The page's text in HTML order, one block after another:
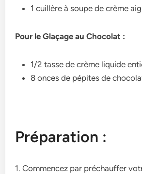
1 cuillère à soupe de crème
Pour le Glaçage au Chocolat :
1/2 tasse de crème liquide
8 onces de pépites de
Préparation :
1. Commence­z par préchauffer